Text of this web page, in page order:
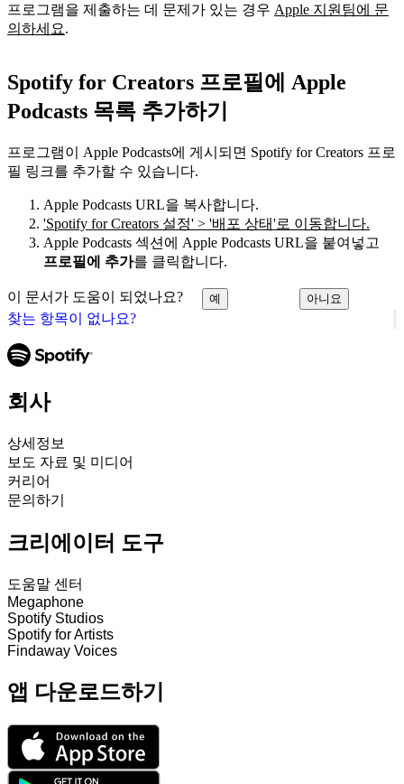
찾는 항목이 없나요?
프로그램을 제출하는 데 문제가 있는 경우 Apple 지원팀에 문
의하세요.
Spotify for Creators 프로필에 Apple
Podcasts 목록 추가하기
프로그램이 Apple Podcasts에 게시되면 Spotify for Creators 프로
필 링크를 추가할 수 있습니다.
Apple Podcasts URL을 복사합니다.
'Spotify for Creators 설정' > '배포 상태'로 이동합니다.
Apple Podcasts 섹션에 Apple Podcasts URL을 붙여넣고
프로필에 추가를 클릭합니다.
이 문서가 도움이 되었나요? 예 아니요
회사
상세정보
보도 자료 및 미디어
커리어
문의하기
크리에이터 도구
도움말 센터
Megaphone
Spotify Studios
Spotify for Artists
Findaway Voices
앱 다운로드하기